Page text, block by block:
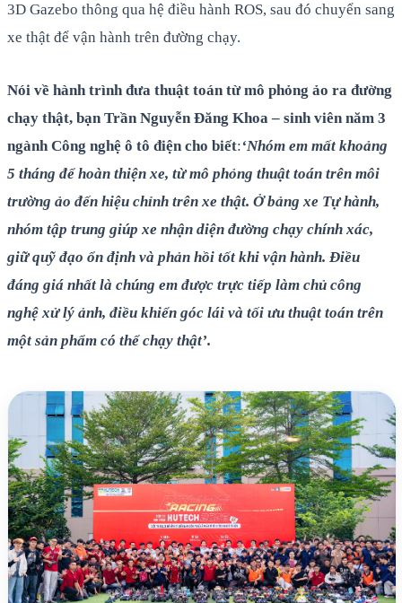
3D Gazebo thông qua hệ điều hành ROS, sau đó chuyển sang
xe thật để vận hành trên đường chạy.
Nói về hành trình đưa thuật toán từ mô phỏng ảo ra đường
chạy thật, bạn Trần Nguyễn Đăng Khoa – sinh viên năm 3
ngành Công nghệ ô tô điện cho biết:‘Nhóm em mất khoảng
5 tháng để hoàn thiện xe, từ mô phỏng thuật toán trên môi
trường ảo đến hiệu chỉnh trên xe thật. Ở bảng xe Tự hành,
nhóm tập trung giúp xe nhận diện đường chạy chính xác,
giữ quỹ đạo ổn định và phản hồi tốt khi vận hành. Điều
đáng giá nhất là chúng em được trực tiếp làm chủ công
nghệ xử lý ảnh, điều khiển góc lái và tối ưu thuật toán trên
một sản phẩm có thể chạy thật’.